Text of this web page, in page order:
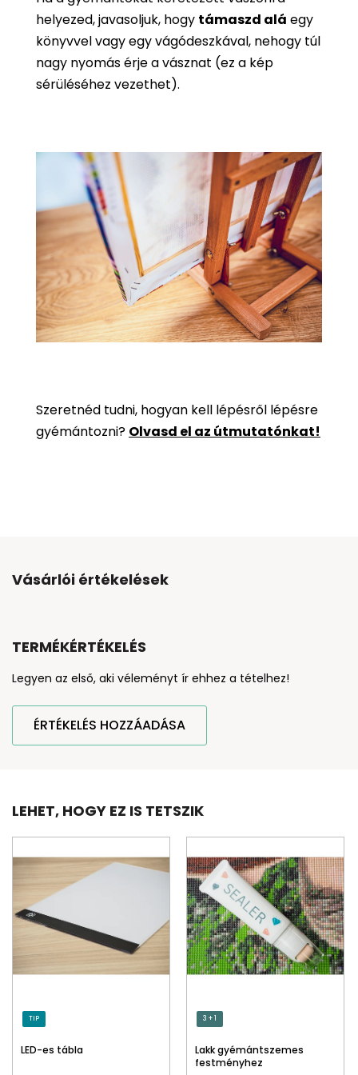
helyezed, javasoljuk, hogy támaszd alá egy
könyvvel vagy egy vágódeszkával, nehogy túl
nagy nyomás érje a vásznat (ez a kép
sérüléséhez vezethet).
Szeretnéd tudni, hogyan kell lépésről lépésre
gyémántozni? Olvasd el az útmutatónkat!
Vásárlói értékelések
TERMÉKÉRTÉKELÉS
Legyen az első, aki véleményt ír ehhez a tételhez!
ÉRTÉKELÉS HOZZÁADÁSA
LEHET, HOGY EZ IS TETSZIK
TIP
LED-es tábla
3 + 1
Lakk gyémántszemes
festményhez